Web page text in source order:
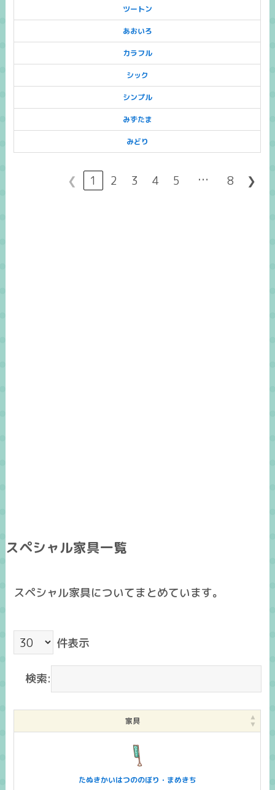
ツートン
あおいろ
カラフル
シック
シンプル
みずたま
みどり
❮ 1 2 3 4 5 … 8 ❯
スペシャル家具一覧
スペシャル家具についてまとめています。
件表示
検索:
家具
たぬきかいはつののぼり・まめきち